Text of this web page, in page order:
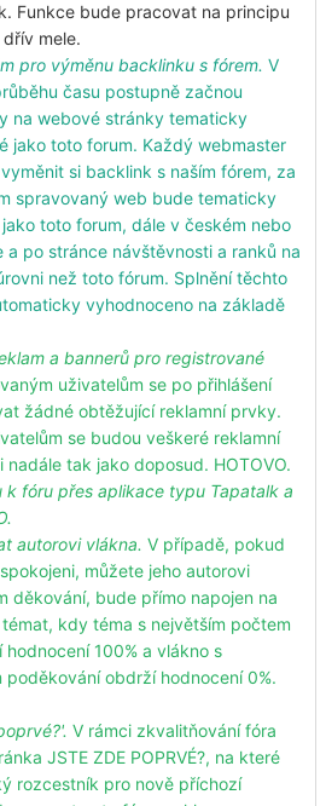
Funkce bude pracovat na principu
mele.
pro výměnu backlinku s fórem. V
času postupně začnou
na webové stránky tematicky
jako toto forum. Každý webmaster
si backlink s naším fórem, za
spravovaný web bude tematicky
toto forum, dále v českém nebo
a po stránce návštěvnosti a ranků na
než toto fórum. Splnění těchto
vyhodnoceno na základě
a bannerů pro registrované
uživatelům se po přihlášení
žádné obtěžující reklamní prvky.
se budou veškeré reklamní
tak jako doposud. HOTOVO.
k fóru přes aplikace typu Tapatalk a
autorovi vlákna. V případě, pokud
můžete jeho autorovi
děkování, bude přímo napojen na
kdy téma s největším počtem
100% a vlákno s
poděkování obdrží hodnocení 0%.
V rámci zkvalitňování fóra
JSTE ZDE POPRVÉ?, na které
rozcestník pro nově příchozí